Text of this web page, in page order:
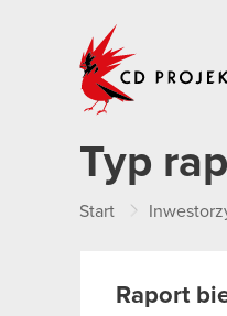
Typ
Start
Raport